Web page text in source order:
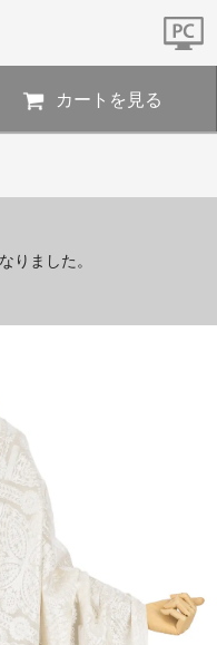
カートを見る
りました。